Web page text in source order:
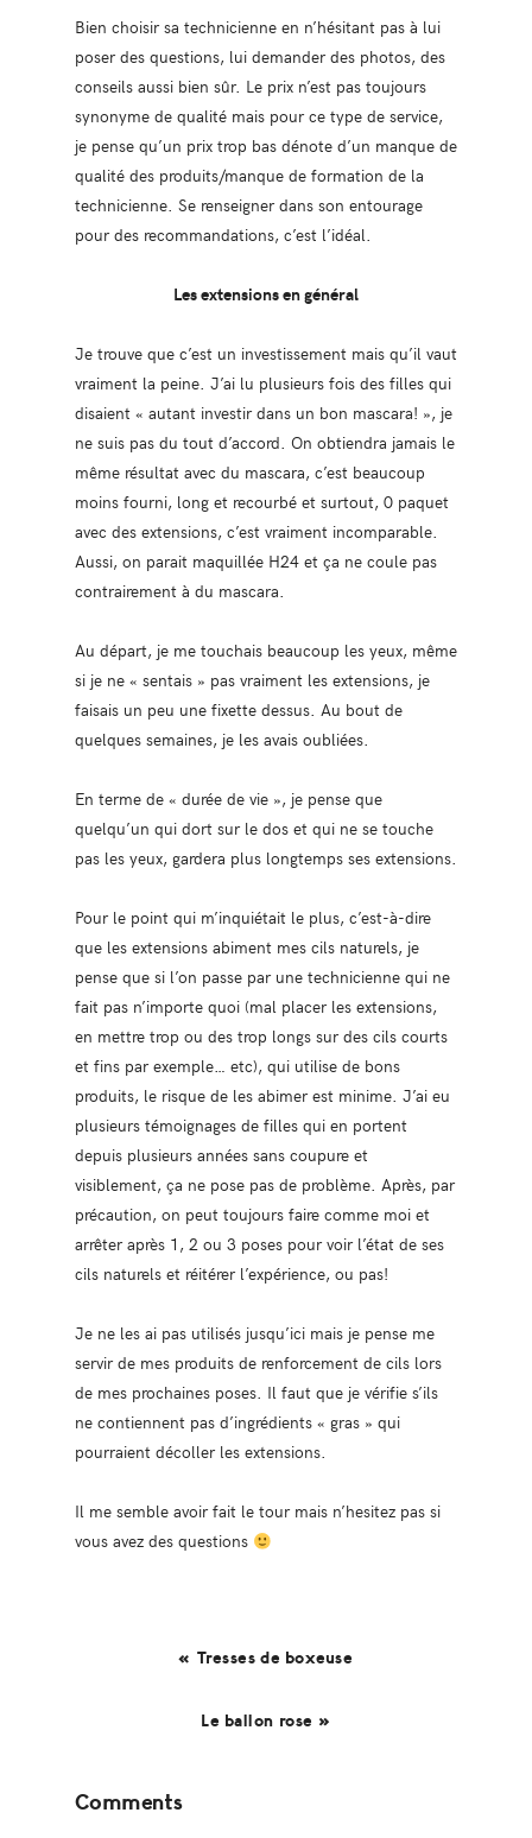
Bien choisir sa technicienne en n’hésitant pas à lui
poser des questions, lui demander des photos, des
conseils aussi bien sûr. Le prix n’est pas toujours
synonyme de qualité mais pour ce type de service,
je pense qu’un prix trop bas dénote d’un manque de
qualité des produits/manque de formation de la
technicienne. Se renseigner dans son entourage
pour des recommandations, c’est l’idéal.
Les extensions en général
Je trouve que c’est un investissement mais qu’il vaut
vraiment la peine. J’ai lu plusieurs fois des filles qui
disaient « autant investir dans un bon mascara! », je
ne suis pas du tout d’accord. On obtiendra jamais le
même résultat avec du mascara, c’est beaucoup
moins fourni, long et recourbé et surtout, 0 paquet
avec des extensions, c’est vraiment incomparable.
Aussi, on parait maquillée H24 et ça ne coule pas
contrairement à du mascara.
Au départ, je me touchais beaucoup les yeux, même
si je ne « sentais » pas vraiment les extensions, je
faisais un peu une fixette dessus. Au bout de
quelques semaines, je les avais oubliées.
En terme de « durée de vie », je pense que
quelqu’un qui dort sur le dos et qui ne se touche
pas les yeux, gardera plus longtemps ses extensions.
Pour le point qui m’inquiétait le plus, c’est-à-dire
que les extensions abiment mes cils naturels, je
pense que si l’on passe par une technicienne qui ne
fait pas n’importe quoi (mal placer les extensions,
en mettre trop ou des trop longs sur des cils courts
et fins par exemple… etc), qui utilise de bons
produits, le risque de les abimer est minime. J’ai eu
plusieurs témoignages de filles qui en portent
depuis plusieurs années sans coupure et
visiblement, ça ne pose pas de problème. Après, par
précaution, on peut toujours faire comme moi et
arrêter après 1, 2 ou 3 poses pour voir l’état de ses
cils naturels et réitérer l’expérience, ou pas!
Je ne les ai pas utilisés jusqu’ici mais je pense me
servir de mes produits de renforcement de cils lors
de mes prochaines poses. Il faut que je vérifie s’ils
ne contiennent pas d’ingrédients « gras » qui
pourraient décoller les extensions.
Il me semble avoir fait le tour mais n’hesitez pas si
vous avez des questions
« Tresses de boxeuse
Le ballon rose »
Interactions
Comments